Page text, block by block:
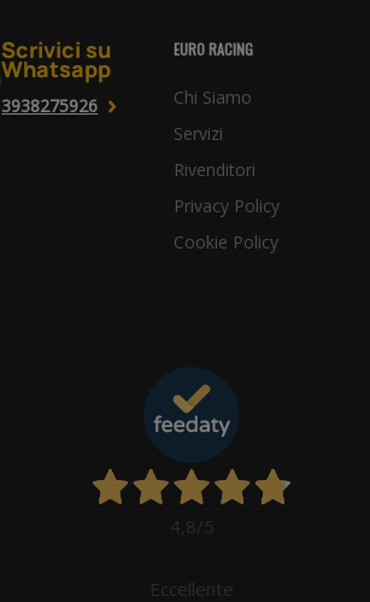
Scrivici su
Whatsapp
3938275926
EURO RACING
Chi Siamo
Servizi
Rivenditori
Privacy Policy
Cookie Policy
4,8/5
Eccellente